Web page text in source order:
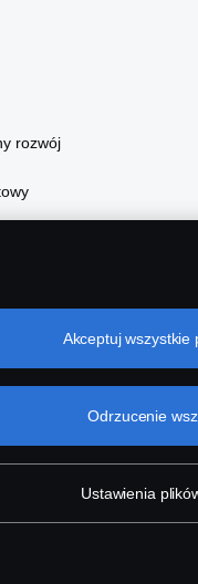
rozwój
Komunikaty
Ustawienia
Odrzucenie
Akceptuj wszystkie